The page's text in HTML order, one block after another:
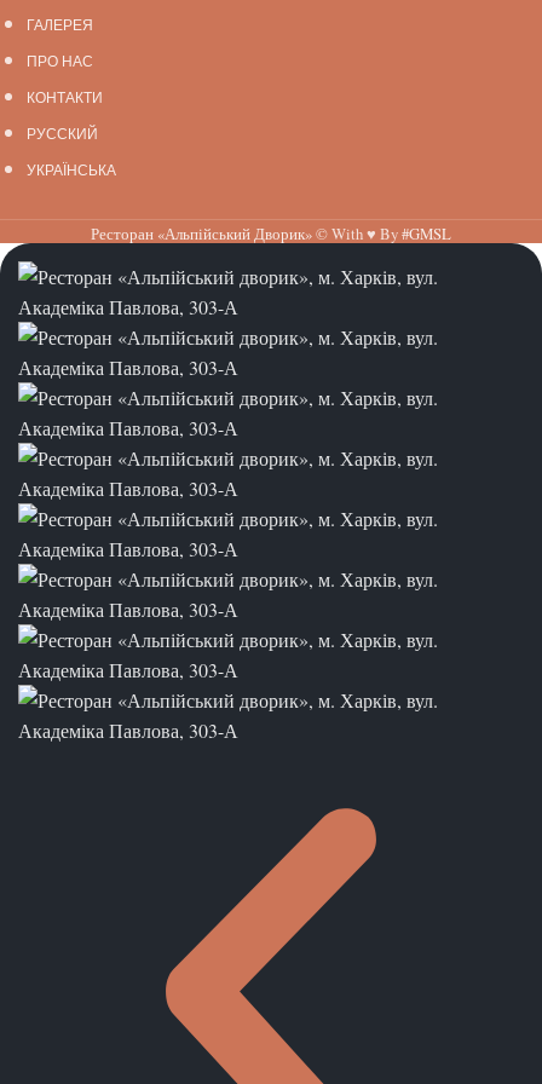
ГАЛЕРЕЯ
ПРО НАС
КОНТАКТИ
РУССКИЙ
УКРАЇНСЬКА
Ресторан «Альпійський Дворик»© With ♥ By#GMSL